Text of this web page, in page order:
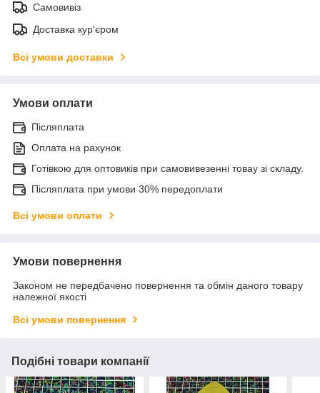
Самовивіз
Доставка кур'єром
Всі умови доставки
Умови оплати
Післяплата
Оплата на рахунок
Готівкою для оптовиків при самовивезенні товау зі складу.
Післяплата при умови 30% передоплати
Всі умови оплати
Умови повернення
Законом не передбачено повернення та обмін даного товару
належної якості
Всі умови повернення
Подібні товари компанії